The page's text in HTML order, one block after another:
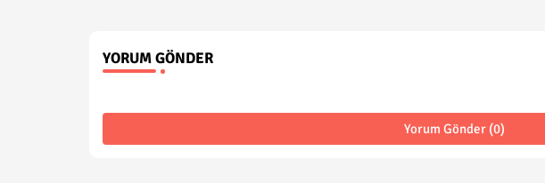
YORUM GÖNDER
Yorum Gönder (0)